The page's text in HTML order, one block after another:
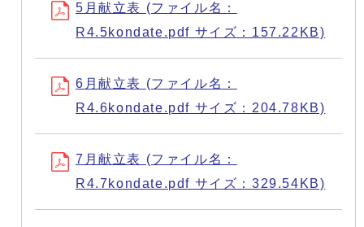
5月献立表 (ファイル名：
R4.5kondate.pdf サイズ：157.22KB)
6月献立表 (ファイル名：
R4.6kondate.pdf サイズ：204.78KB)
7月献立表 (ファイル名：
R4.7kondate.pdf サイズ：329.54KB)